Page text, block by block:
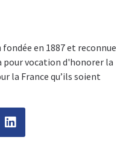
en 1887 et reconnue
pour vocation d'honorer la
la France qu’ils soient